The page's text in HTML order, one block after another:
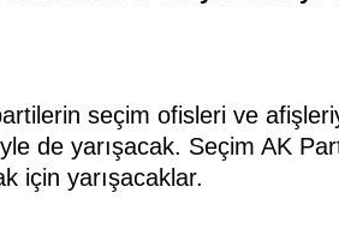
seçim ofisleri ve
de yarışacak. Seçim AK
için yarışacaklar.